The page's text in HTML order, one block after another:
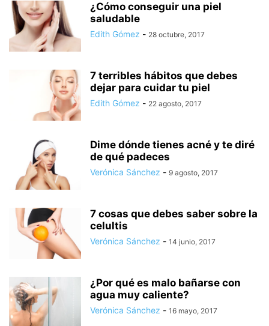
¿Cómo conseguir una piel
saludable
Edith Gómez - 28 octubre, 2017
7 terribles hábitos que debes
dejar para cuidar tu piel
Edith Gómez - 22 agosto, 2017
Dime dónde tienes acné y te diré
de qué padeces
Verónica Sánchez - 9 agosto, 2017
7 cosas que debes saber sobre la
celultis
Verónica Sánchez - 14 junio, 2017
¿Por qué es malo bañarse con
agua muy caliente?
Verónica Sánchez - 16 mayo, 2017